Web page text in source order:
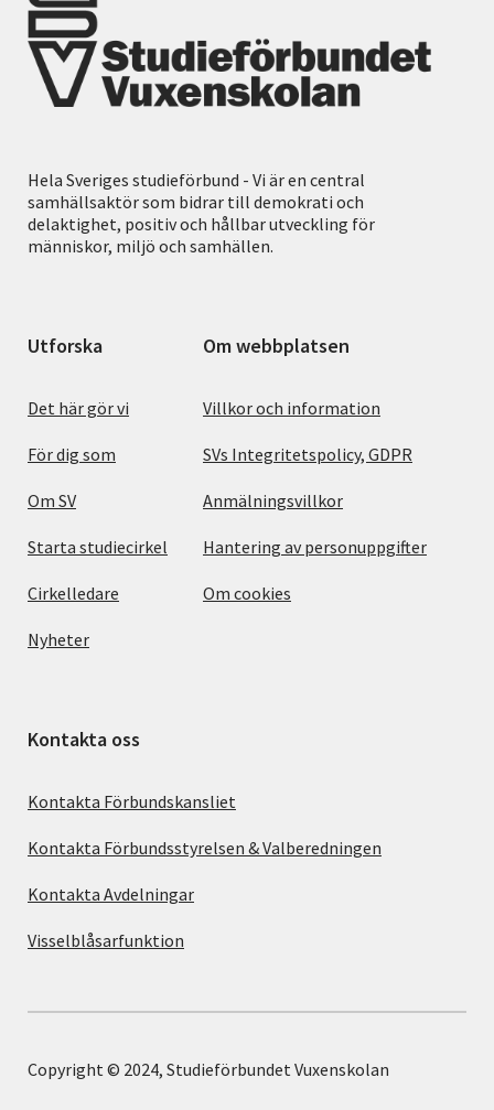
Hela Sveriges studieförbund - Vi är en central
samhällsaktör som bidrar till demokrati och
delaktighet, positiv och hållbar utveckling för
människor, miljö och samhällen.
Utforska
Det här gör vi
För dig som
Om SV
Starta studiecirkel
Cirkelledare
Nyheter
Om webbplatsen
Villkor och information
SVs Integritetspolicy, GDPR
Anmälningsvillkor
Hantering av personuppgifter
Om cookies
Kontakta oss
Kontakta Förbundskansliet
Kontakta Förbundsstyrelsen & Valberedningen
Kontakta Avdelningar
Visselblåsarfunktion
Copyright © 2024, Studieförbundet Vuxenskolan